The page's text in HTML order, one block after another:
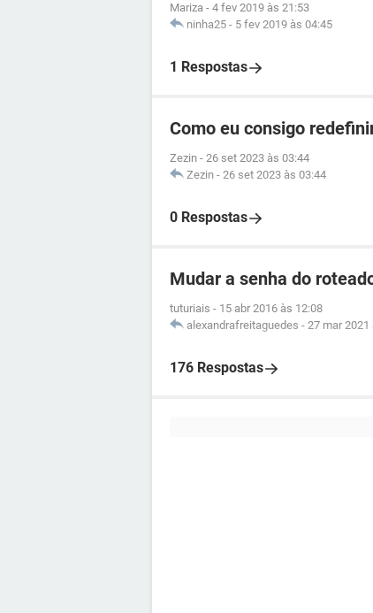
Mariza - 4 fev 2019 às 21:53
ninha25 - 5 fev 2019 às 04:45
1 Respostas
Como eu consigo
Zezin - 26 set 2023 às 03:44
Zezin - 26 set 2023 às 03:44
0 Respostas
Mudar a senha do
tuturiais - 15 abr 2016 às 12:08
alexandrafreitaguedes - 27 mar 2021
176 Respostas